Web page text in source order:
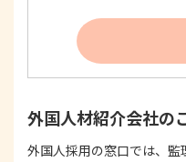
個人情報を利用す
たは公表した利用
反する目的外利用
する際は、本人が同
で、適法にこれを行
外国人材紹介会社の
外国人採用の窓口では、